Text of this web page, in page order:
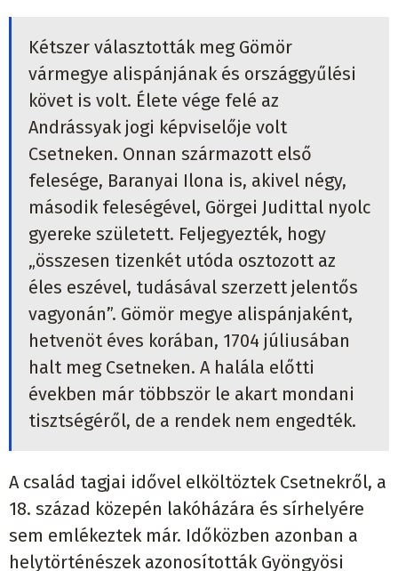
Kétszer választották meg Gömör
vármegye alispánjának és országgyűlési
követ is volt. Élete vége felé az
Andrássyak jogi képviselője volt
Csetneken. Onnan származott első
felesége, Baranyai Ilona is, akivel négy,
második feleségével, Görgei Judittal nyolc
gyereke született. Feljegyezték, hogy
„összesen tizenkét utóda osztozott az
éles eszével, tudásával szerzett jelentős
vagyonán”. Gömör megye alispánjaként,
hetvenöt éves korában, 1704 júliusában
halt meg Csetneken. A halála előtti
években már többször le akart mondani
tisztségéről, de a rendek nem engedték.
A család tagjai idővel elköltöztek Csetnekről, a
18. század közepén lakóházára és sírhelyére
sem emlékeztek már. Időközben azonban a
helytörténészek azonosították Gyöngyösi